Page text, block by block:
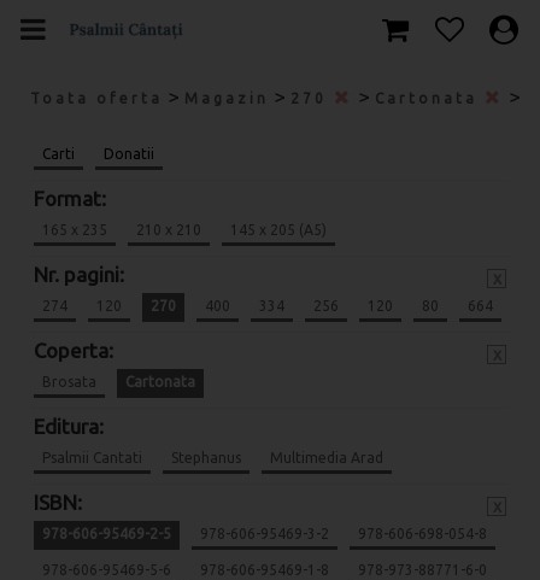
Toata oferta > Magazin > 270 > Cartonata >
Carti Donatii
Format:
165 x 235 210 x 210 145 x 205 (A5)
Nr. pagini:
274 120 270 400 334 256 120 80 664
Coperta:
Brosata Cartonata
Editura:
Psalmii Cantati Stephanus Multimedia Arad
ISBN:
978-606-95469-2-5 978-606-95469-3-2 978-606-698-054-8
978-606-95469-5-6 978-606-95469-1-8 978-973-88771-6-0